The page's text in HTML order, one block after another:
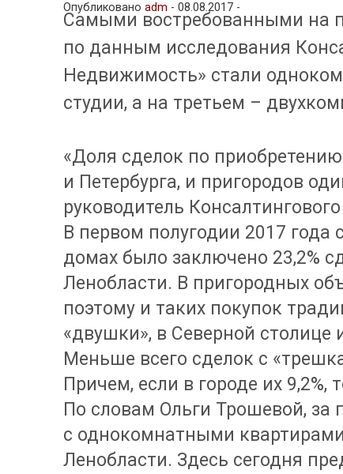
Опубликованоadm -08.08.2017 -
Самыми востребованными на
по данным исследования
Недвижимость» стали
студии, а на третьем –
«Доля сделок по
и Петербурга, и пригородов
руководитель
В первом полугодии 2017 года
домах было заключено 23,2%
Ленобласти. В пригородных
поэтому и таких покупок
«двушки», в Северной столице
Меньше всего сделок с
Причем, если в городе их 9,2%,
По словам Ольги Трошевой, за
с однокомнатными
Ленобласти. Здесь сегодня